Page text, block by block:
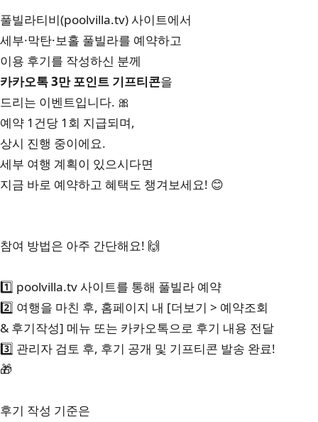
풀빌라티비(poolvilla.tv)사이트에서
세부·막탄·보홀 풀빌라를 예약하고
이용 후기를 작성하신 분께
카카오톡 3만 포인트 기프티콘을
드리는 이벤트입니다. 🎀
예약 1건당 1회 지급되며,
상시 진행 중이에요.
세부 여행 계획이 있으시다면
지금 바로 예약하고 혜택도 챙겨보세요! 😊
참여 방법은 아주 간단해요! 🙌
1️⃣ poolvilla.tv 사이트를 통해 풀빌라 예약
2️⃣ 여행을 마친 후, 홈페이지 내 [더보기 > 예약조회
& 후기작성] 메뉴 또는 카카오톡으로 후기 내용 전달
3️⃣ 관리자 검토 후, 후기 공개 및 기프티콘 발송 완료!
🎁
후기 작성 기준은